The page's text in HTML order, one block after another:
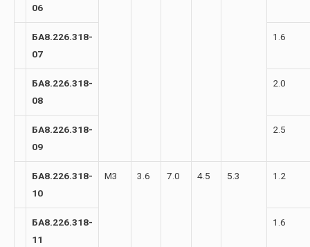
06
БА8.226.318-
07
1.6
БА8.226.318-
08
2.0
БА8.226.318-
09
2.5
БА8.226.318-
10
М3 3.6 7.0 4.5 5.3 1.2
БА8.226.318-
11
1.6